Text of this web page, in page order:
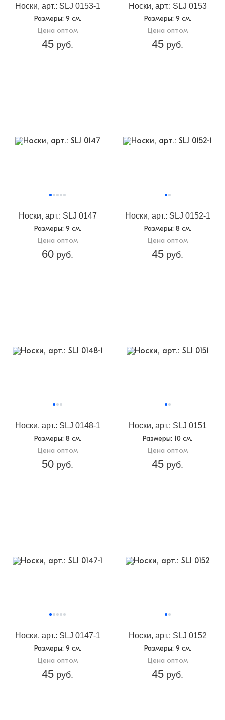
Носки, арт.: SLJ 0153-1
Размеры: 9 см.
Цена оптом
45 руб.
Носки, арт.: SLJ 0153
Размеры: 9 см.
Цена оптом
45 руб.
Носки, арт.: SLJ 0147
Размеры: 9 см.
Цена оптом
60 руб.
Носки, арт.: SLJ 0152-1
Размеры: 8 см.
Цена оптом
45 руб.
Носки, арт.: SLJ 0148-1
Размеры: 8 см.
Цена оптом
50 руб.
Носки, арт.: SLJ 0151
Размеры: 10 см.
Цена оптом
45 руб.
Носки, арт.: SLJ 0147-1
Размеры: 9 см.
Цена оптом
45 руб.
Носки, арт.: SLJ 0152
Размеры: 9 см.
Цена оптом
45 руб.